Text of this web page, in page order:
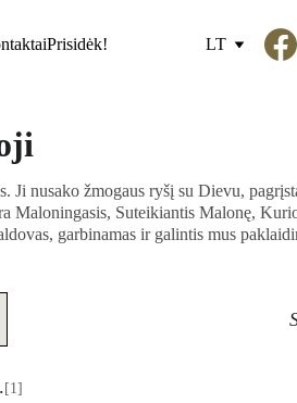
Prisidėk! LT
Ji nusako žmogaus ryšį su Dievu,
Maloningasis, Suteikiantis Malonę,
garbinamas ir galintis mus
[1]